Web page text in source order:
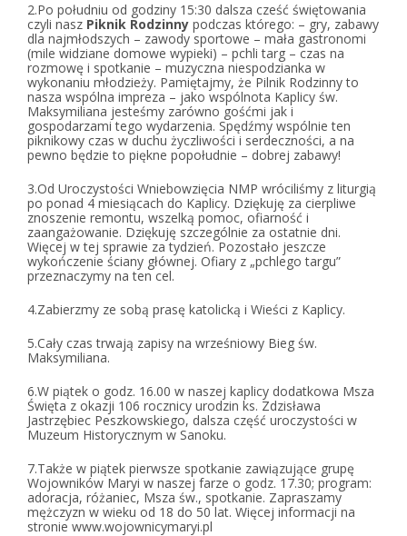
2.Po południu od godziny 15:30 dalsza cześć świętowania
czyli nasz Piknik Rodzinny podczas którego: – gry, zabawy
dla najmłodszych – zawody sportowe – mała gastronomi
(mile widziane domowe wypieki) – pchli targ – czas na
rozmowę i spotkanie – muzyczna niespodzianka w
wykonaniu młodzieży. Pamiętajmy, że Pilnik Rodzinny to
nasza wspólna impreza – jako wspólnota Kaplicy św.
Maksymiliana jesteśmy zarówno gośćmi jak i
gospodarzami tego wydarzenia. Spędźmy wspólnie ten
piknikowy czas w duchu życzliwości i serdeczności, a na
pewno będzie to piękne popołudnie – dobrej zabawy!
3.Od Uroczystości Wniebowzięcia NMP wróciliśmy z liturgią
po ponad 4 miesiącach do Kaplicy. Dziękuję za cierpliwe
znoszenie remontu, wszelką pomoc, ofiarność i
zaangażowanie. Dziękuję szczególnie za ostatnie dni.
Więcej w tej sprawie za tydzień. Pozostało jeszcze
wykończenie ściany głównej. Ofiary z „pchlego targu”
przeznaczymy na ten cel.
4.Zabierzmy ze sobą prasę katolicką i Wieści z Kaplicy.
5.Cały czas trwają zapisy na wrześniowy Bieg św.
Maksymiliana.
6.W piątek o godz. 16.00 w naszej kaplicy dodatkowa Msza
Święta z okazji 106 rocznicy urodzin ks. Zdzisława
Jastrzębiec Peszkowskiego, dalsza część uroczystości w
Muzeum Historycznym w Sanoku.
7.Także w piątek pierwsze spotkanie zawiązujące grupę
Wojowników Maryi w naszej farze o godz. 17.30; program:
adoracja, różaniec, Msza św., spotkanie. Zapraszamy
mężczyzn w wieku od 18 do 50 lat. Więcej informacji na
stronie www.wojownicymaryi.pl